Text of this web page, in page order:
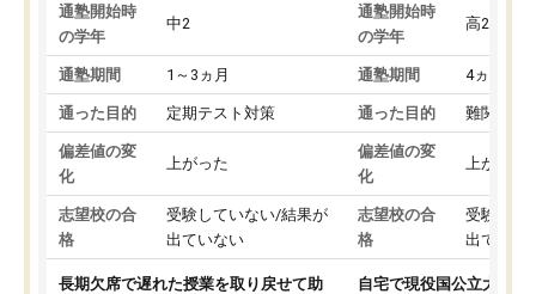
通塾開始時
の学年
中2
通塾期間 1～3ヵ月
通った目的 定期テスト対策
偏差値の変
化
上がった
志望校の合
格
受験していない/結果が
出ていない
長期欠席で遅れた授業を取り戻せて助
通塾開始時
の学年
高2
通塾期間 4ヵ月～1
通った目的 難関私立
偏差値の変
化
上がった
志望校の合
格
受験して
出ていな
自宅で現役国公立大学生